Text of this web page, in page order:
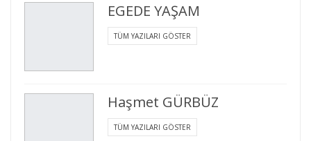
EGEDE YAŞAM
TÜM YAZILARI GÖSTER
Haşmet GÜRBÜZ
TÜM YAZILARI GÖSTER